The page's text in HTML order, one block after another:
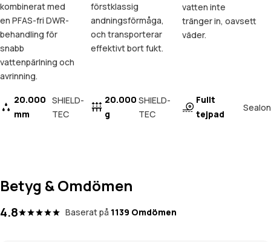
kombinerat med
en PFAS-fri DWR-
behandling för
snabb
vattenpärlning och
avrinning.
20.000
mm
SHIELD-
TEC
förstklassig
andningsförmåga,
och transporterar
effektivt bort fukt.
20.000
g
SHIELD-
TEC
vatten inte
tränger in, oavsett
väder.
Fullt
tejpad
Sealon
Betyg & Omdömen
4.8 Baserat på 1139 Omdömen